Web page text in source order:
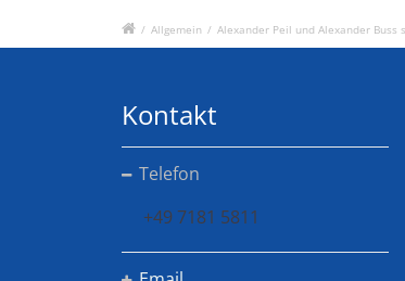
/ Allgemein / Alexander Peil und Alexander Buss
Kontakt
Telefon
+49 7181 5811